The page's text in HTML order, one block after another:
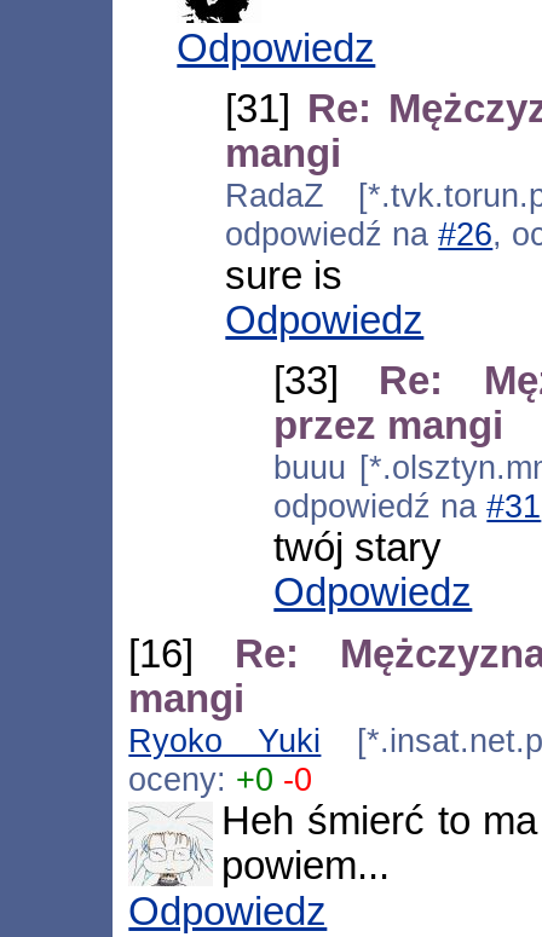
Odpowiedz
[31] Re:
mangi
RadaZ
odpowiedź na#26,
sure is
Odpowiedz
[33] Re:
przez mangi
buuu
odpowiedź na#31
twój stary
Odpowiedz
[16] Re:
mangi
Ryoko Yuki
oceny: +0 -0
Heh śmierć to
powiem...
Odpowiedz